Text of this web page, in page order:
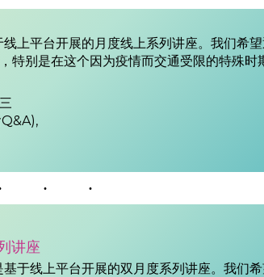
上平台开展的月度线上系列讲座。我们希
特别是在这个因为疫情而交通受限的特殊时
Q&A),
讲座
于线上平台开展的双月度系列讲座。我们